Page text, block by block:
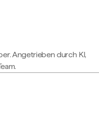
Angetrieben durch KI,